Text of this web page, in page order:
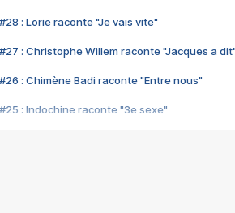
#28 : Lorie raconte "Je vais vite"
#27 : Christophe Willem raconte "Jacques a dit"
#26 : Chimène Badi raconte "Entre nous"
#25 : Indochine raconte "3e sexe"